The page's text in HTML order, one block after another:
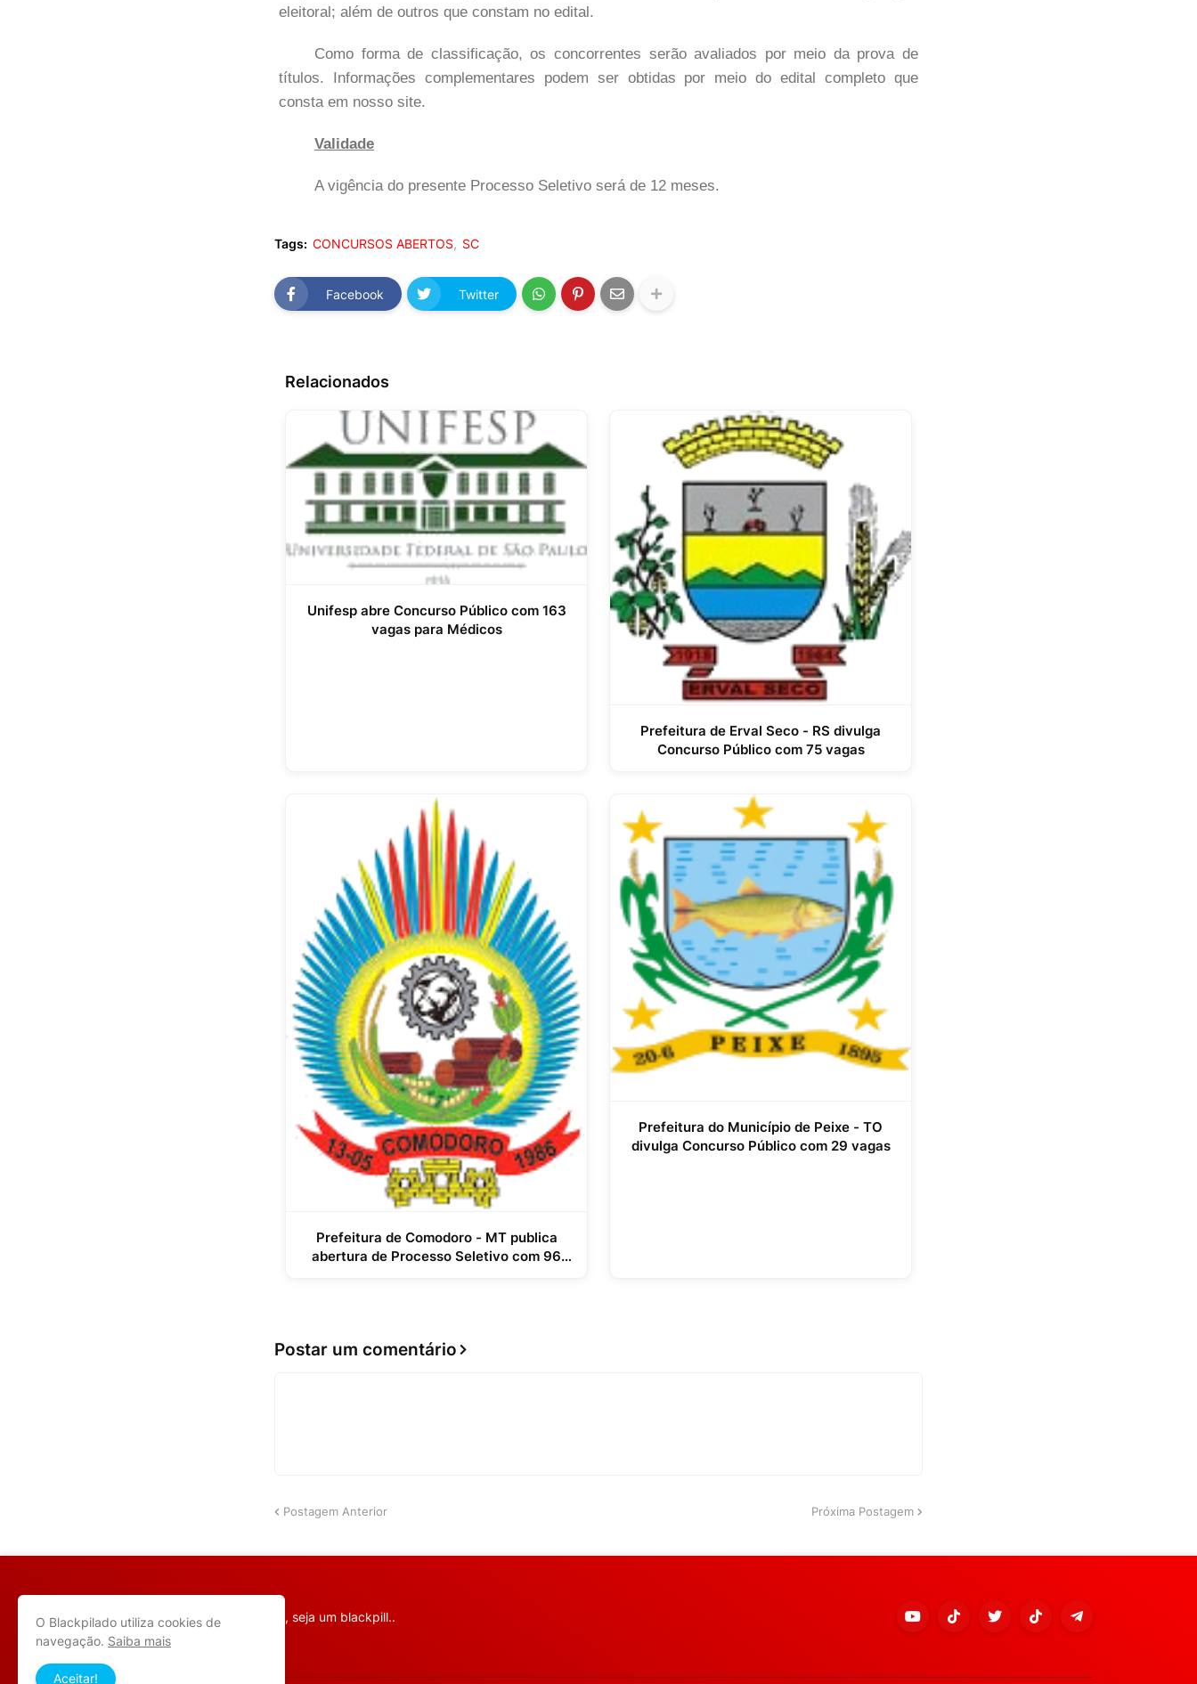
eleitoral; além de outros que constam no edital.
Como forma de classificação, os concorrentes serão avaliados por meio da prova de
títulos. Informações complementares podem ser obtidas por meio do edital completo que
consta em nosso site.
Validade
A vigência do presente Processo Seletivo será de 12 meses.
Tags: CONCURSOS ABERTOS SC
Facebook Twitter
Relacionados
Unifesp abre Concurso Público com 163
vagas para Médicos
Prefeitura de Erval Seco - RS divulga
Concurso Público com 75 vagas
Prefeitura de Comodoro - MT publica
abertura de Processo Seletivo com 96
Prefeitura do Município de Peixe - TO
divulga Concurso Público com 29 vagas
Postar um comentário
Postagem Anterior Próxima Postagem
Escolha a pílula preta, seja um blackpill..
O Blackpilado utiliza cookies de
navegação. Saiba mais
Aceitar!